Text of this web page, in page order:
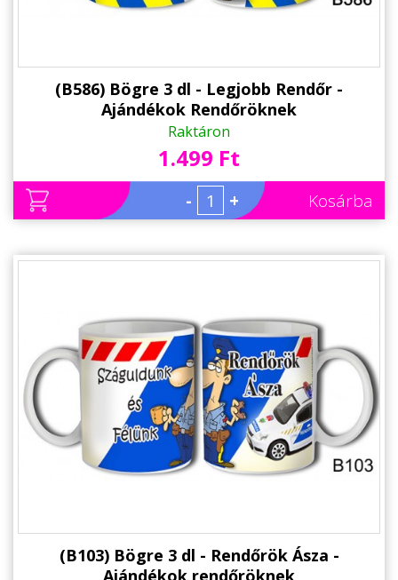
Ajándék Nőknek
Családtagoknak
Barátnak/Barátnőnek
Névnapi ajándékok
Állatos ajándéktárgyak
(B586) Bögre 3 dl - Legjobb Rendőr -
Ajándékok Rendőröknek
Raktáron
1.499 Ft
- + Kosárba
(B103) Bögre 3 dl - Rendőrök Ásza -
Ajándékok rendőröknek